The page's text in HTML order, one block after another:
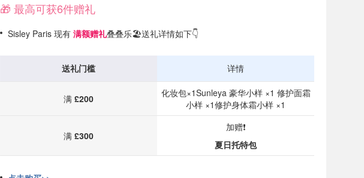
🎁 最高可获6件赠礼
Sisley Paris 现有 满额赠礼叠叠乐🏖️送礼详情如下👇
送礼门槛 详情
满 £200 化妆包×1Sunleya 豪华小样 ×1 修护面霜
小样 ×1修护身体霜小样 ×1
满 £300
加赠❗
夏日托特包